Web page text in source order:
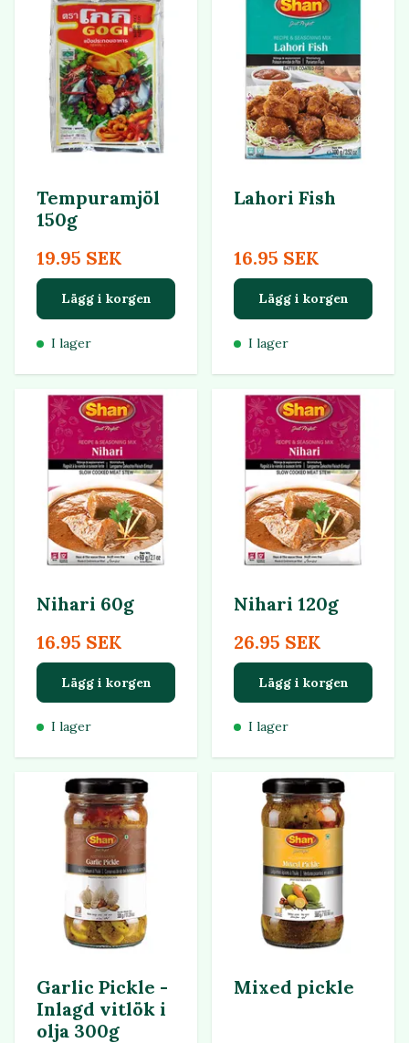
Tempuramjöl
150g
19.95 SEK
Lägg i korgen
I lager
Lahori Fish
16.95 SEK
Lägg i korgen
I lager
Nihari 60g
16.95 SEK
Lägg i korgen
I lager
Nihari 120g
26.95 SEK
Lägg i korgen
I lager
Garlic Pickle -
Inlagd vitlök i
olja 300g
Mixed pickle